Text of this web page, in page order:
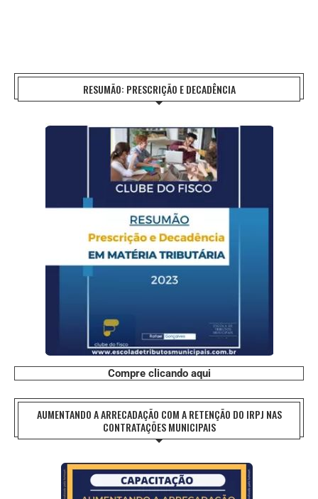
RESUMÃO: PRESCRIÇÃO E DECADÊNCIA
Compre clicando aqui
AUMENTANDO A ARRECADAÇÃO COM A RETENÇÃO DO IRPJ NAS
CONTRATAÇÕES MUNICIPAIS